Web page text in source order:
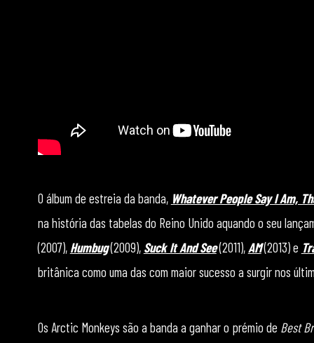
O álbum de estreia da banda, Whatever People Say I Am,
na história das tabelas do Reino Unido aquando o seu
(2007), Humbug(2009), Suck It And See(2011),AM(2013) e
britânica como uma das com maior sucesso a surgir nos
Os Arctic Monkeys são a banda a ganhar o prémio de Best